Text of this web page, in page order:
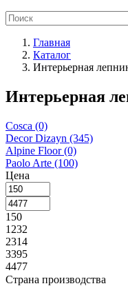
Главная
Каталог
Интерьерная
Интерьерная
Cosca (0)
Decor Dizayn (345)
Alpine Floor(0)
Paolo Arte (100)
Цена
150
1232
2314
3395
4477
Страна производства